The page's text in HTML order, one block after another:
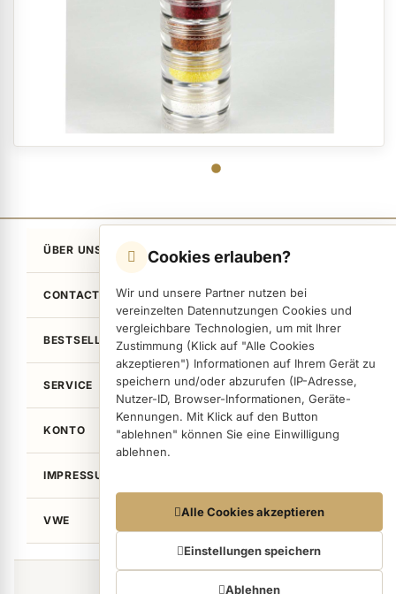
Cookies erlauben?
Wir und unsere Partner nutzen bei
vereinzelten Datennutzungen Cookies und
vergleichbare Technologien, um mit Ihrer
Zustimmung (Klick auf "Alle Cookies
akzeptieren") Informationen auf Ihrem Gerät zu
speichern und/oder abzurufen (IP-Adresse,
Nutzer-ID, Browser-Informationen, Geräte-
Kennungen. Mit Klick auf den Button
"ablehnen" können Sie eine Einwilligung
ablehnen.
Datennutzungen
Wir arbeiten mit Partnern zusammen, die von
Ihrem Endgerät abgerufene Daten
(Trackingdaten) auch zu eigenen Zwecken
(z.B. Profilbildungen) / zu Zwecken Dritter
Alle Cookies akzeptieren
Einstellungen speichern
Ablehnen
ÜBER UNS
CONTACT
BESTSELLER
SERVICE
KONTO
IMPRESSUM / LEGAL
VWE